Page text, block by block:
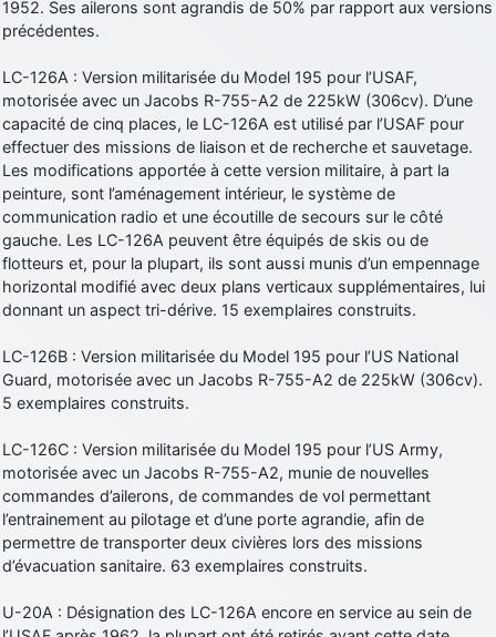
1952. Ses ailerons sont agrandis de 50% par rapport aux versions
précédentes.
LC-126A : Version militarisée du Model 195 pour l’USAF,
motorisée avec un Jacobs R-755-A2 de 225kW (306cv). D’une
capacité de cinq places, le LC-126A est utilisé par l’USAF pour
effectuer des missions de liaison et de recherche et sauvetage.
Les modifications apportée à cette version militaire, à part la
peinture, sont l’aménagement intérieur, le système de
communication radio et une écoutille de secours sur le côté
gauche. Les LC-126A peuvent être équipés de skis ou de
flotteurs et, pour la plupart, ils sont aussi munis d’un empennage
horizontal modifié avec deux plans verticaux supplémentaires, lui
donnant un aspect tri-dérive. 15 exemplaires construits.
LC-126B : Version militarisée du Model 195 pour l’US National
Guard, motorisée avec un Jacobs R-755-A2 de 225kW (306cv).
5 exemplaires construits.
LC-126C : Version militarisée du Model 195 pour l’US Army,
motorisée avec un Jacobs R-755-A2, munie de nouvelles
commandes d’ailerons, de commandes de vol permettant
l’entrainement au pilotage et d’une porte agrandie, afin de
permettre de transporter deux civières lors des missions
d’évacuation sanitaire. 63 exemplaires construits.
U-20A : Désignation des LC-126A encore en service au sein de